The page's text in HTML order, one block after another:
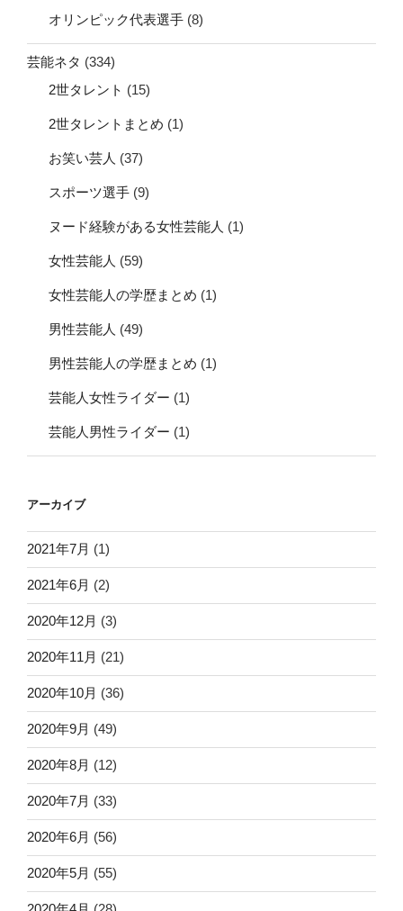
オリンピック代表選手 (8)
芸能ネタ (334)
2世タレント (15)
2世タレントまとめ (1)
お笑い芸人 (37)
スポーツ選手 (9)
ヌード経験がある女性芸能人 (1)
女性芸能人 (59)
女性芸能人の学歴まとめ (1)
男性芸能人 (49)
男性芸能人の学歴まとめ (1)
芸能人女性ライダー (1)
芸能人男性ライダー (1)
アーカイブ
2021年7月 (1)
2021年6月 (2)
2020年12月 (3)
2020年11月 (21)
2020年10月 (36)
2020年9月 (49)
2020年8月 (12)
2020年7月 (33)
2020年6月 (56)
2020年5月 (55)